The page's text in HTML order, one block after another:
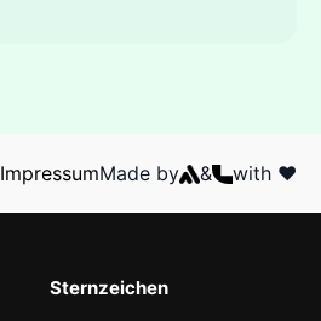
ImpressumMade by & with ❤️
Sternzeichen